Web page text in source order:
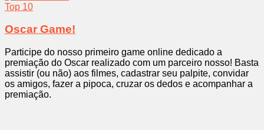
Top 10
Oscar Game!
Participe do nosso primeiro game online dedicado a
premiação do Oscar realizado com um parceiro nosso! Basta
assistir (ou não) aos filmes, cadastrar seu palpite, convidar
os amigos, fazer a pipoca, cruzar os dedos e acompanhar a
premiação.